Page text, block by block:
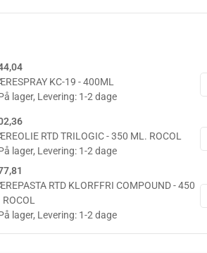
KC-19 - 400ML
lager, Levering: 1-2 dage
RTD TRILOGIC - 350 ML. ROCOL
lager, Levering: 1-2 dage
RTD KLORFFRI COMPOUND - 450
lager, Levering: 1-2 dage